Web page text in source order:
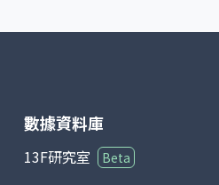
條主要航線的即期運價，
時反映成品油運輸市場的
（Baltic Dirty Tanker
聚焦於精煉後產品的跨區
費端需求特別重要。整體
數據資料庫
13F研究室 Beta